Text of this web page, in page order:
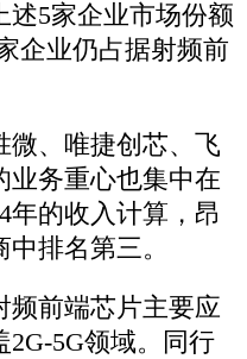
述5家企业市场份额
企业仍占据射频前
微、唯捷创芯、飞
业务重心也集中在
年的收入计算，昂
排名第三。
频前端芯片主要应
5G领域。同行